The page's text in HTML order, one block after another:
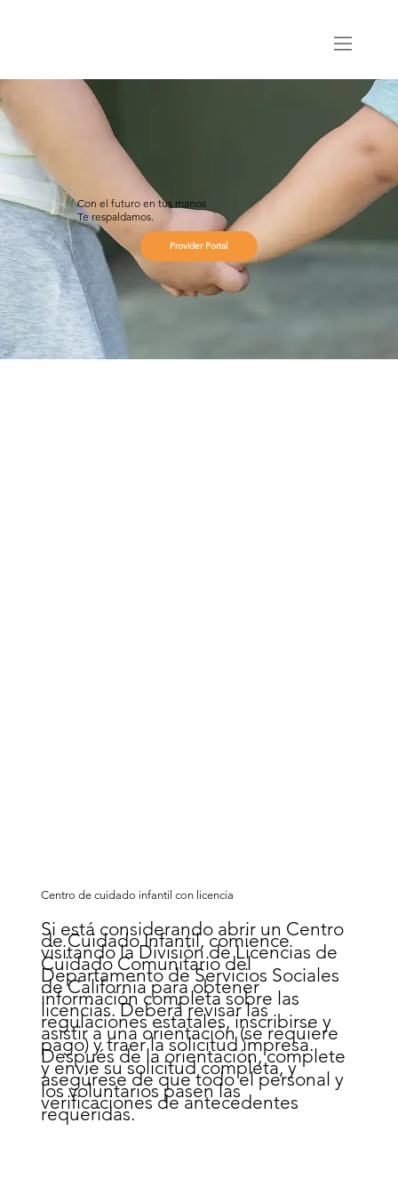
Con el futuro en tus manos
Te respaldamos.
Provider Portal
Centro de cuidado infantil con licencia
Si está considerando abrir un Centro
de Cuidado Infantil, comience
visitando la División de Licencias de
Cuidado Comunitario del
Departamento de Servicios Sociales
de California para obtener
información completa sobre las
licencias. Deberá revisar las
regulaciones estatales, inscribirse y
asistir a una orientación (se requiere
pago) y traer la solicitud impresa.
Después de la orientación, complete
y envíe su solicitud completa, y
asegúrese de que todo el personal y
los voluntarios pasen las
verificaciones de antecedentes
requeridas.